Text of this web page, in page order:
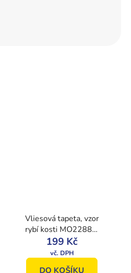
Vliesová tapeta, vzor
rybí kosti MO22883,
Geometry, Vavex
199 Kč
DO KOŠÍKU